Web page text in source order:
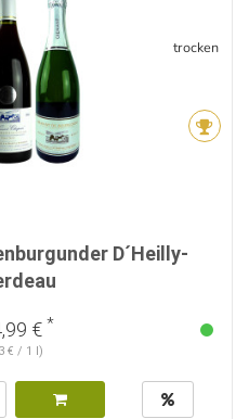
trocken
D´Heilly-
€ *
€ / 1 l)